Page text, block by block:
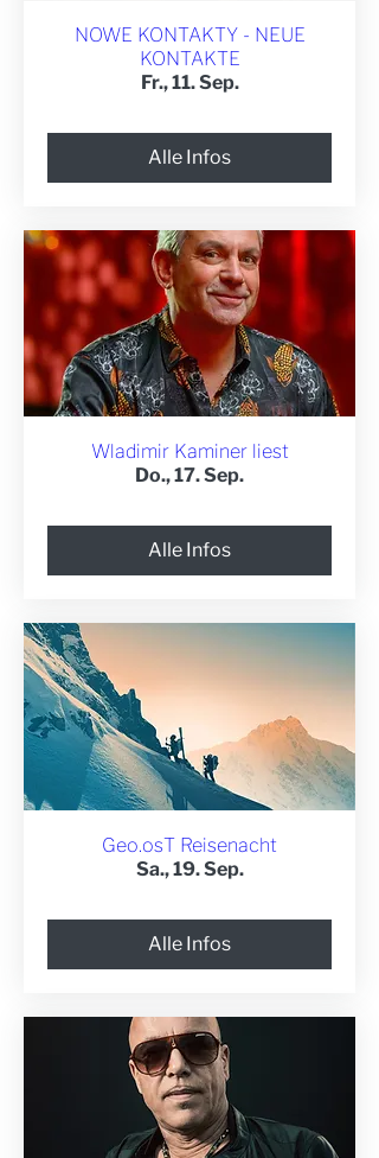
NOWE KONTAKTY - NEUE
KONTAKTE
Fr., 11. Sep.
Alle Infos
Wladimir Kaminer liest
Do., 17. Sep.
Alle Infos
Geo.osT Reisenacht
Sa., 19. Sep.
Alle Infos